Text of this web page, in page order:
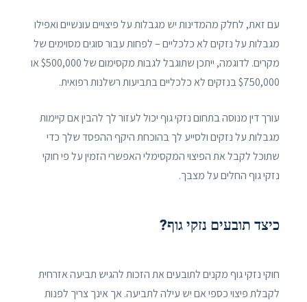
עם זאת, לחלק מהמדינות יש מגבלות על פיצויים עונשיים ואפילו
מגבלות על נזקים לא כלכליים – לפחות עבור סוגים מסוימים של
מקרים. לדוגמה, ייתכן שתוגבל לגבות מקסימום של $500,000 או
$750,000 בנזקים לא כלכליים בתביעות רשלנות רפואית.
עורך דין מנוסה בתחום נזקי גוף יכול לעזור לך להבין אם קיימות
מגבלות על נזקים ולסייע לך בהוכחת היקף ההפסד שלך כדי
שתוכל לקבל את הפיצוי המקסימלי האפשרי הזמין על פי חוקי
נזקי גוף החלים על מצבך.
כיצד תובעים נזקי גוף?
חוקי נזקי גוף מקנים לתובעים את הזכות להגיש תביעה אזרחית
לקבלת פיצוי כספי אם יש עילה לתביעה. אך אינך צריך לפנות